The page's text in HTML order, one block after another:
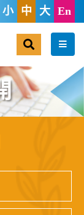
小 中 大 En
選單